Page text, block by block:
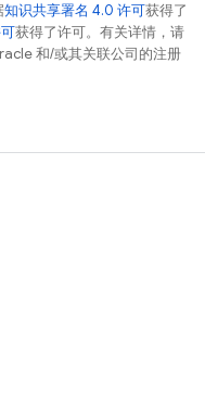
知识共享署名 4.0 许可获得了
获得了许可。有关详情，请
和/或其关联公司的注册